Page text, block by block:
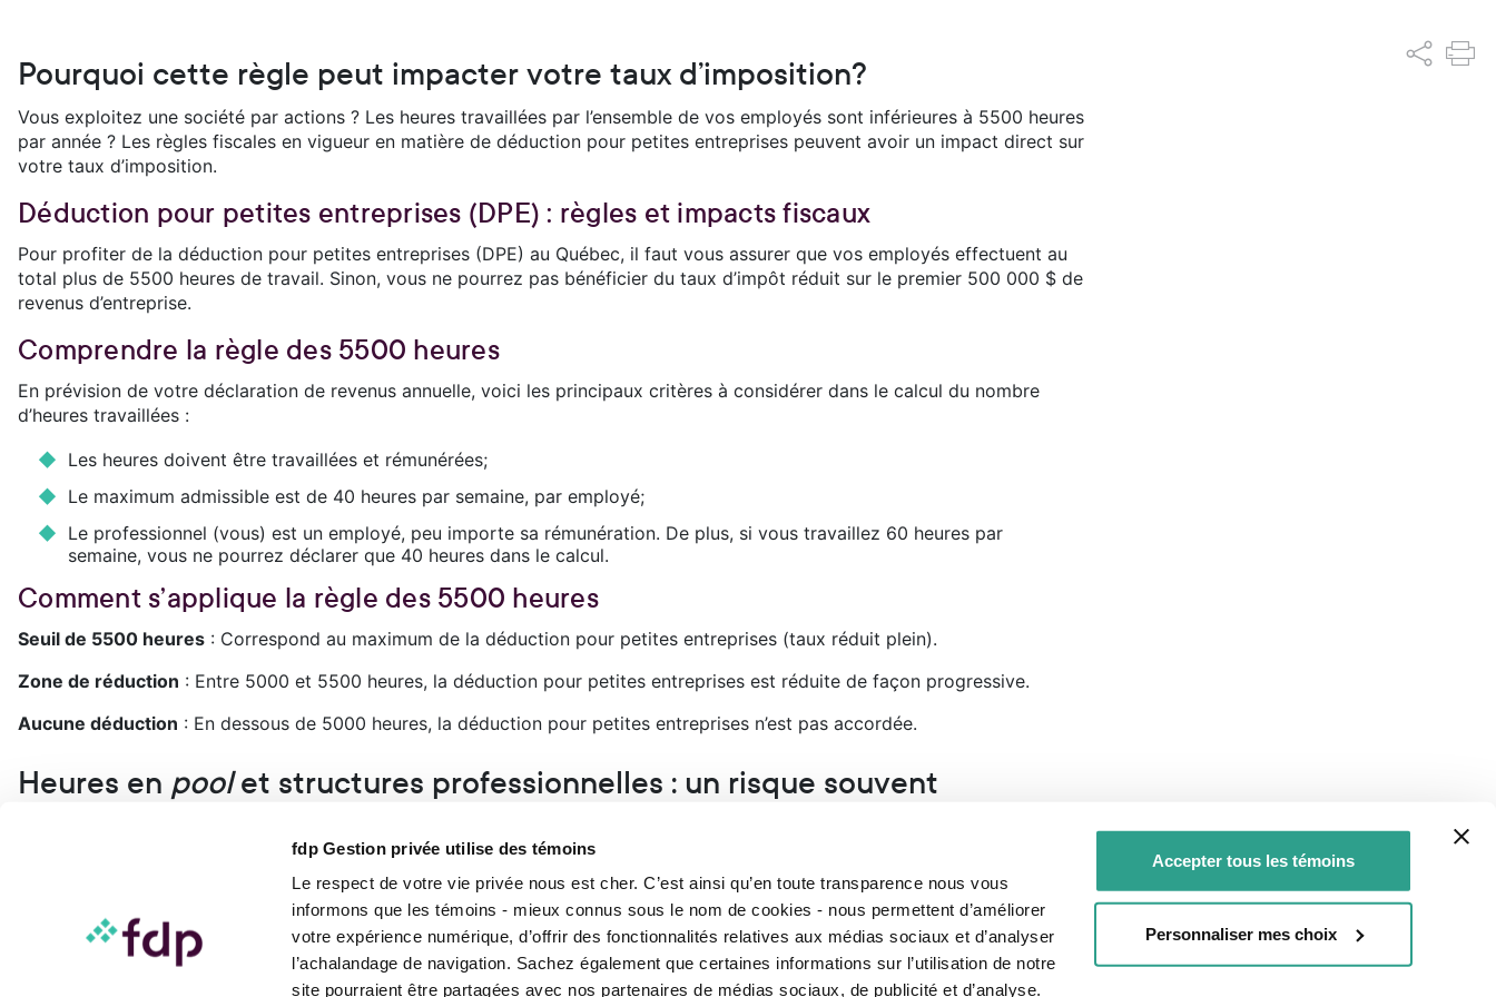
fdp Gestion privée utilise des témoins
Le respect de votre vie privée nous est cher. C’est ainsi qu’en toute transparence nous vous
informons que les témoins - mieux connus sous le nom de cookies - nous permettent d’améliorer
votre expérience numérique, d’offrir des fonctionnalités relatives aux médias sociaux et d’analyser
l’achalandage de navigation. Sachez également que certaines informations sur l’utilisation de notre
site pourraient être partagées avec nos partenaires de médias sociaux, de publicité et d’analyse.
Accepter tous les témoins
Personnaliser mes choix
Pourquoi cette règle peut impacter votre taux d’imposition?
Vous exploitez une société par actions ? Les heures travaillées par l’ensemble de vos employés sont inférieures à 5500 heures
par année ? Les règles fiscales en vigueur en matière de déduction pour petites entreprises peuvent avoir un impact direct sur
votre taux d’imposition.
Déduction pour petites entreprises (DPE) : règles et impacts fiscaux
Pour profiter de la déduction pour petites entreprises (DPE) au Québec, il faut vous assurer que vos employés effectuent au
total plus de 5500 heures de travail. Sinon, vous ne pourrez pas bénéficier du taux d’impôt réduit sur le premier 500 000 $ de
revenus d’entreprise.
Comprendre la règle des 5500 heures
En prévision de votre déclaration de revenus annuelle, voici les principaux critères à considérer dans le calcul du nombre
d’heures travaillées :
Les heures doivent être travaillées et rémunérées;
Le maximum admissible est de 40 heures par semaine, par employé;
Le professionnel (vous) est un employé, peu importe sa rémunération. De plus, si vous travaillez 60 heures par
semaine, vous ne pourrez déclarer que 40 heures dans le calcul.
Comment s’applique la règle des 5500 heures
Seuil de 5500 heures : Correspond au maximum de la déduction pour petites entreprises (taux réduit plein).
Zone de réduction : Entre 5000 et 5500 heures, la déduction pour petites entreprises est réduite de façon progressive.
Aucune déduction : En dessous de 5000 heures, la déduction pour petites entreprises n’est pas accordée.
Heures en poolet structures professionnelles : un risque souvent
vos dépenses? Il peut être avantageux de revoir votre planification.
La multiplication de la DPE n’est plus possible entre sociétés associées
Les mesures mises en place en 2017 ont changé la structure d’application de la déduction pour les petites entreprises (DPE)